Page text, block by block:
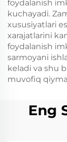
foydalanish
kuchayadi.
xususiyatlari
xarajatlarini
foydalanish
sarmoyani
keladi va shu
muvofiq
Eng